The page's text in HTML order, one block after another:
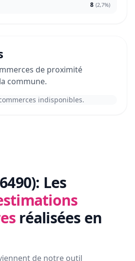
8 (2,7%)
de proximité
commune.
indisponibles.
Les
réalisées en
de notre outil